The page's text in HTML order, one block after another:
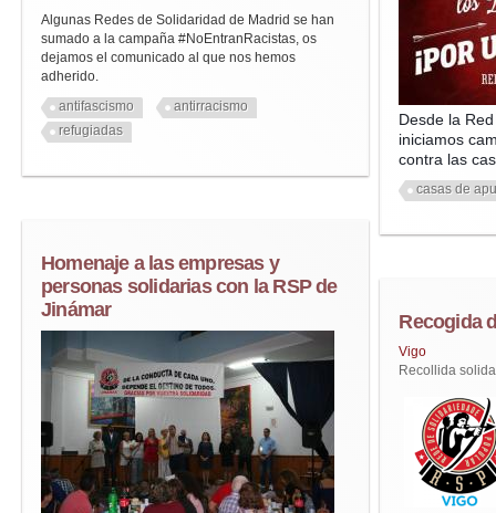
Algunas Redes de Solidaridad de Madrid se han
sumado a la campaña #NoEntranRacistas, os
dejamos el comunicado al que nos hemos
adherido.
antifascismo
antirracismo
refugiadas
Homenaje a las empresas y
personas solidarias con la RSP de
Jinámar
Desde la
iniciamos
contra las
casas de
Recogida
Vigo
Recollida